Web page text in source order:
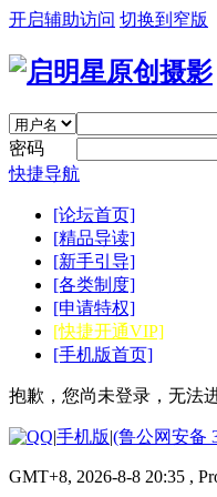
开启辅助访问 切换到窄版
密码
快捷导航
[论坛首页]
[精品导读]
[新手引导]
[各类制度]
[申请特权]
[快捷开通VIP]
[手机版首页]
抱歉，您尚未登录，无法
|手机版|(鲁公网安备
GMT+8, 2026-8-8 20:35 ,